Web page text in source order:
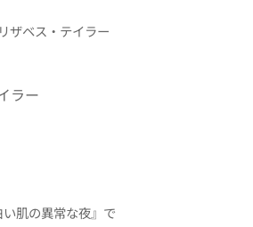
ザベス・テイラー
ラー
い肌の異常な夜』で